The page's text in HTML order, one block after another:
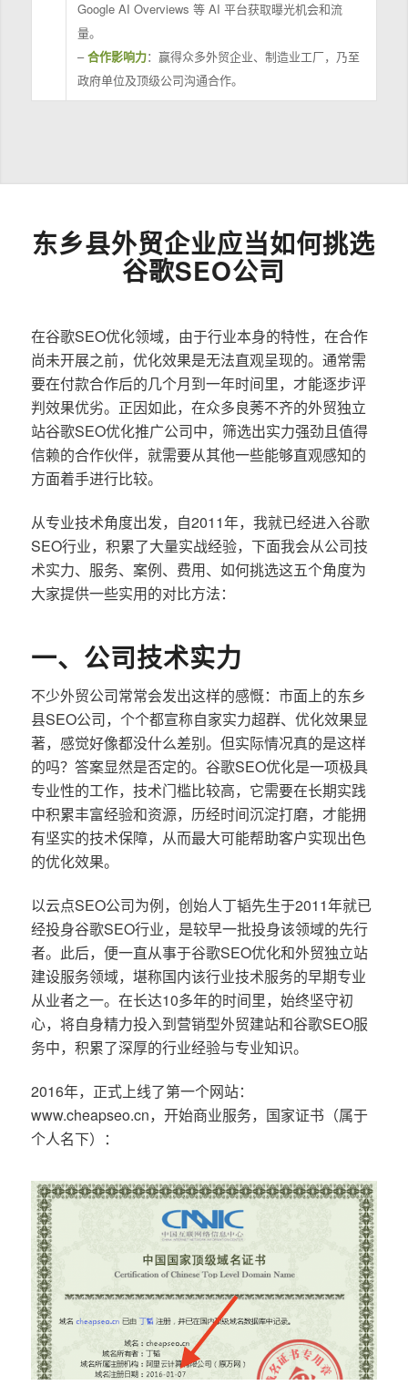
Google AI Overviews 等 AI 平台获取曝光机会和流
量。
–合作影响力：赢得众多外贸企业、制造业工厂，乃至
政府单位及顶级公司沟通合作。
东乡县外贸企业应当如何挑选
谷歌SEO公司
在谷歌SEO优化领域，由于行业本身的特性，在合作
尚未开展之前，优化效果是无法直观呈现的。通常需
要在付款合作后的几个月到一年时间里，才能逐步评
判效果优劣。正因如此，在众多良莠不齐的外贸独立
站谷歌SEO优化推广公司中，筛选出实力强劲且值得
信赖的合作伙伴，就需要从其他一些能够直观感知的
方面着手进行比较。
从专业技术角度出发，自2011年，我就已经进入谷歌
SEO行业，积累了大量实战经验，下面我会从公司技
术实力、服务、案例、费用、如何挑选这五个角度为
大家提供一些实用的对比方法：
一、公司技术实力
不少外贸公司常常会发出这样的感慨：市面上的东乡
县SEO公司，个个都宣称自家实力超群、优化效果显
著，感觉好像都没什么差别。但实际情况真的是这样
的吗？答案显然是否定的。谷歌SEO优化是一项极具
专业性的工作，技术门槛比较高，它需要在长期实践
中积累丰富经验和资源，历经时间沉淀打磨，才能拥
有坚实的技术保障，从而最大可能帮助客户实现出色
的优化效果。
以云点SEO公司为例，创始人丁韬先生于2011年就已
经投身谷歌SEO行业，是较早一批投身该领域的先行
者。此后，便一直从事于谷歌SEO优化和外贸独立站
建设服务领域，堪称国内该行业技术服务的早期专业
从业者之一。在长达10多年的时间里，始终坚守初
心，将自身精力投入到营销型外贸建站和谷歌SEO服
务中，积累了深厚的行业经验与专业知识。
2016年，正式上线了第一个网站：
www.cheapseo.cn，开始商业服务，国家证书（属于
个人名下）：